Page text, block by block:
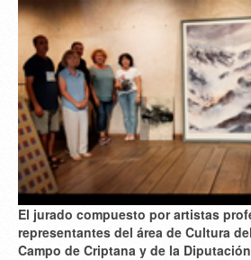
El jurado compuesto por artistas
representantes del área de Cultura
Campo de Criptana y de la Diputación